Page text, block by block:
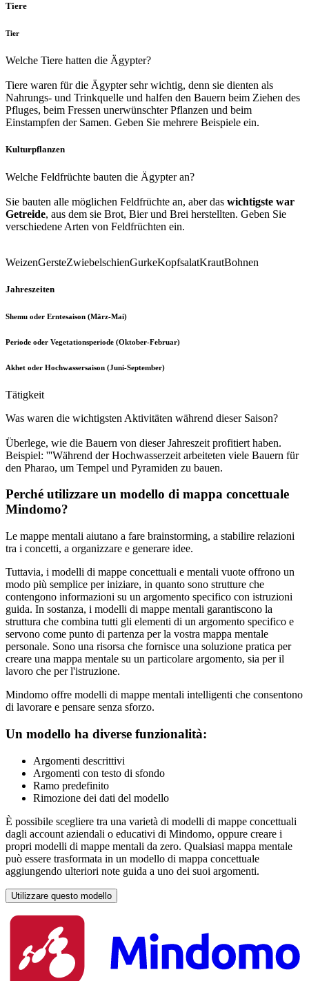
Tiere
Tier
Welche Tiere hatten die Ägypter?
Tiere waren für die Ägypter sehr wichtig, denn sie dienten als
Nahrungs- und Trinkquelle und halfen den Bauern beim Ziehen des
Pfluges, beim Fressen unerwünschter Pflanzen und beim
Einstampfen der Samen. Geben Sie mehrere Beispiele ein.
Kulturpflanzen
Welche Feldfrüchte bauten die Ägypter an?
Sie bauten alle möglichen Feldfrüchte an, aber das wichtigste war
Getreide, aus dem sie Brot, Bier und Brei herstellten. Geben Sie
verschiedene Arten von Feldfrüchten ein.
WeizenGersteZwiebelschienGurkeKopfsalatKrautBohnen
Jahreszeiten
Shemu oder Erntesaison (März-Mai)
Periode oder Vegetationsperiode (Oktober-Februar)
Akhet oder Hochwassersaison (Juni-September)
Tätigkeit
Was waren die wichtigsten Aktivitäten während dieser Saison?
Überlege, wie die Bauern von dieser Jahreszeit profitiert haben.
Beispiel: '''Während der Hochwasserzeit arbeiteten viele Bauern für
den Pharao, um Tempel und Pyramiden zu bauen.
Perché utilizzare un modello di mappa concettuale
Mindomo?
Le mappe mentali aiutano a fare brainstorming, a stabilire relazioni
tra i concetti, a organizzare e generare idee.
Tuttavia, i modelli di mappe concettuali e mentali vuote offrono un
modo più semplice per iniziare, in quanto sono strutture che
contengono informazioni su un argomento specifico con istruzioni
guida. In sostanza, i modelli di mappe mentali garantiscono la
struttura che combina tutti gli elementi di un argomento specifico e
servono come punto di partenza per la vostra mappa mentale
personale. Sono una risorsa che fornisce una soluzione pratica per
creare una mappa mentale su un particolare argomento, sia per il
lavoro che per l'istruzione.
Mindomo offre modelli di mappe mentali intelligenti che consentono
di lavorare e pensare senza sforzo.
Un modello ha diverse funzionalità:
Argomenti descrittivi
Argomenti con testo di sfondo
Ramo predefinito
Rimozione dei dati del modello
È possibile scegliere tra una varietà di modelli di mappe concettuali
dagli account aziendali o educativi di Mindomo, oppure creare i
propri modelli di mappe mentali da zero. Qualsiasi mappa mentale
può essere trasformata in un modello di mappa concettuale
aggiungendo ulteriori note guida a uno dei suoi argomenti.
Utilizzare questo modello